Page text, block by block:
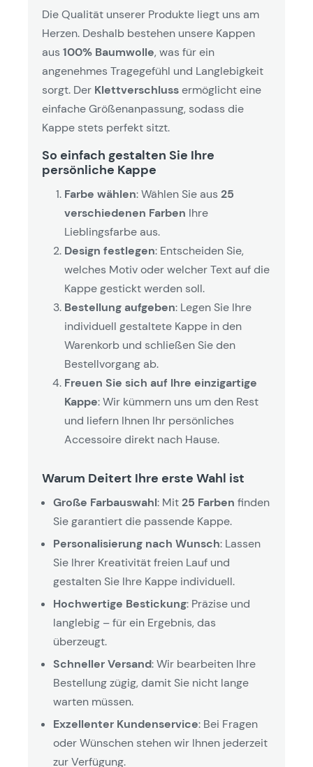
Die Qualität unserer Produkte liegt uns am
Herzen. Deshalb bestehen unsere Kappen
aus 100% Baumwolle, was für ein
angenehmes Tragegefühl und Langlebigkeit
sorgt. Der Klettverschlussermöglicht eine
einfache Größenanpassung, sodass die
Kappe stets perfekt sitzt.
So einfach gestalten Sie Ihre
persönliche Kappe
Farbe wählen: Wählen Sie aus 25
verschiedenen Farben Ihre
Lieblingsfarbe aus.
Design festlegen: Entscheiden Sie,
welches Motiv oder welcher Text auf die
Kappe gestickt werden soll.
Bestellung aufgeben: Legen Sie Ihre
individuell gestaltete Kappe in den
Warenkorb und schließen Sie den
Bestellvorgang ab.
Freuen Sie sich auf Ihre einzigartige
Kappe: Wir kümmern uns um den Rest
und liefern Ihnen Ihr persönliches
Accessoire direkt nach Hause.
Warum Deitert Ihre erste Wahl ist
Große Farbauswahl: Mit25 Farben finden
Sie garantiert die passende Kappe.
Personalisierung nach Wunsch: Lassen
Sie Ihrer Kreativität freien Lauf und
gestalten Sie Ihre Kappe individuell.
Hochwertige Bestickung: Präzise und
langlebig – für ein Ergebnis, das
überzeugt.
Schneller Versand: Wir bearbeiten Ihre
Bestellung zügig, damit Sie nicht lange
warten müssen.
Exzellenter Kundenservice: Bei Fragen
oder Wünschen stehen wir Ihnen jederzeit
zur Verfügung.